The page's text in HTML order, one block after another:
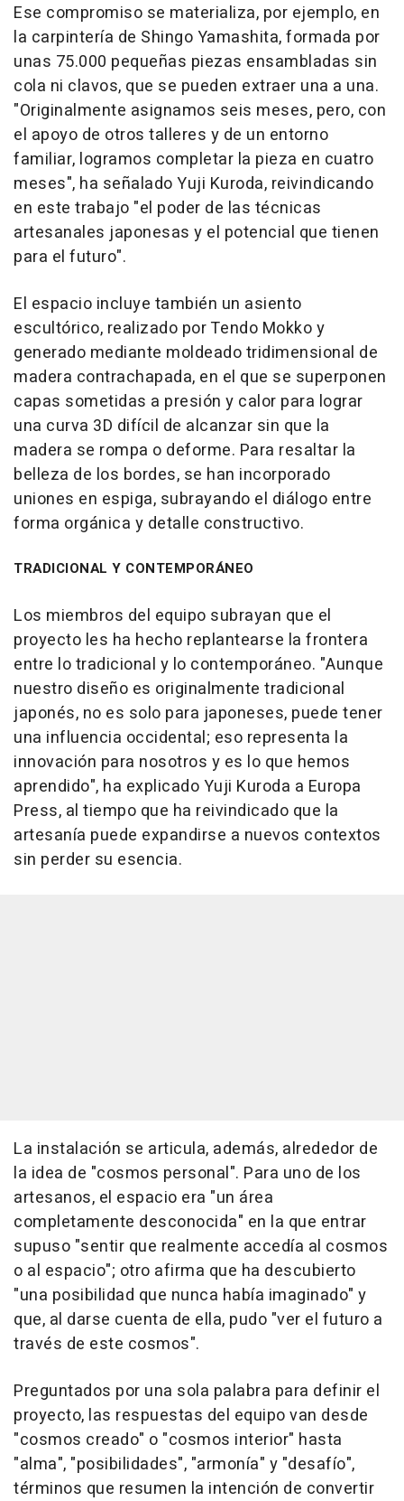
Ese compromiso se materializa, por ejemplo, en
la carpintería de Shingo Yamashita, formada por
unas 75.000 pequeñas piezas ensambladas sin
cola ni clavos, que se pueden extraer una a una.
"Originalmente asignamos seis meses, pero, con
el apoyo de otros talleres y de un entorno
familiar, logramos completar la pieza en cuatro
meses", ha señalado Yuji Kuroda, reivindicando
en este trabajo "el poder de las técnicas
artesanales japonesas y el potencial que tienen
para el futuro".
El espacio incluye también un asiento
escultórico, realizado por Tendo Mokko y
generado mediante moldeado tridimensional de
madera contrachapada, en el que se superponen
capas sometidas a presión y calor para lograr
una curva 3D difícil de alcanzar sin que la
madera se rompa o deforme. Para resaltar la
belleza de los bordes, se han incorporado
uniones en espiga, subrayando el diálogo entre
forma orgánica y detalle constructivo.
TRADICIONAL Y CONTEMPORÁNEO
Los miembros del equipo subrayan que el
proyecto les ha hecho replantearse la frontera
entre lo tradicional y lo contemporáneo. "Aunque
nuestro diseño es originalmente tradicional
japonés, no es solo para japoneses, puede tener
una influencia occidental; eso representa la
innovación para nosotros y es lo que hemos
aprendido", ha explicado Yuji Kuroda a Europa
Press, al tiempo que ha reivindicado que la
artesanía puede expandirse a nuevos contextos
sin perder su esencia.
La instalación se articula, además, alrededor de
la idea de "cosmos personal". Para uno de los
artesanos, el espacio era "un área
completamente desconocida" en la que entrar
supuso "sentir que realmente accedía al cosmos
o al espacio"; otro afirma que ha descubierto
"una posibilidad que nunca había imaginado" y
que, al darse cuenta de ella, pudo "ver el futuro a
través de este cosmos".
Preguntados por una sola palabra para definir el
proyecto, las respuestas del equipo van desde
"cosmos creado" o "cosmos interior" hasta
"alma", "posibilidades", "armonía" y "desafío",
términos que resumen la intención de convertir